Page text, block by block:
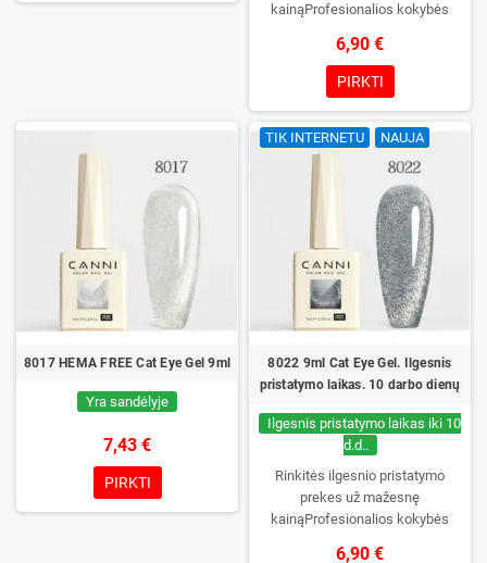
kainąProfesionalios kokybės
konsistencija, platus spalvų
pasirinkimas, patikimas stingimas
UV/LED lempose ir ilgas manikiūro
išliekamumas. Kiekvienas
buteliukas supakuotas į dėžutę –
pirmą kartą jį atidarysite tik Jūs.
6,90 €
PIRKTI
8017 HEMA FREE Cat Eye Gel 9ml
Yra sandėlyje
7,43 €
PIRKTI
TIK INTERNETU NAUJA
8022 9ml Cat Eye Gel. Ilgesnis
pristatymo laikas. 10 darbo dienų
Ilgesnis pristatymo laikas iki 10
d.d..
Rinkitės ilgesnio pristatymo
prekes už mažesnę
kainąProfesionalios kokybės
6,90 €